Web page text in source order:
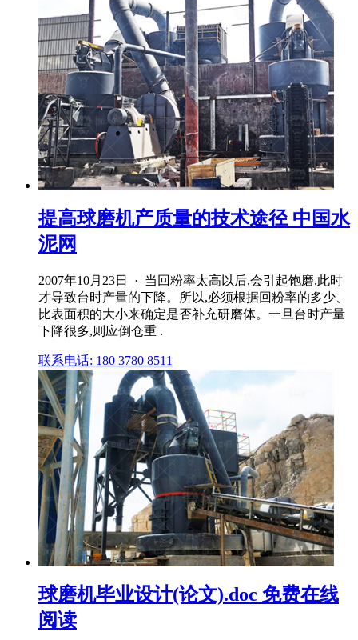
提高球磨机产质量的技术途径 中国水
泥网
2007年10月23日 · 当回粉率太高以后,会引起饱磨,此时
才导致台时产量的下降。所以,必须根据回粉率的多少、
比表面积的大小来确定是否补充研磨体。一旦台时产量
下降很多,则应倒仓重 .
联系电话: 180 3780 8511
球磨机毕业设计(论文).doc 免费在线
阅读